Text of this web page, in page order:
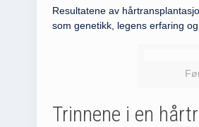
Resultatene av
som genetikk, legens erfaring
Trinnene i en